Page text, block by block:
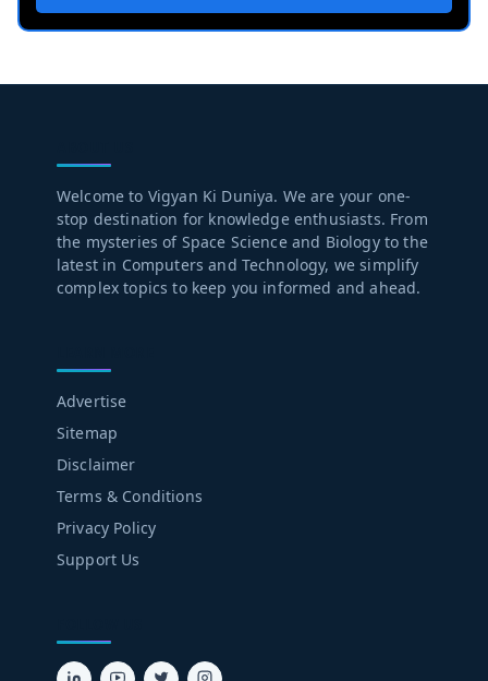
Welcome to Vigyan Ki Duniya. We are your one-
stop destination for knowledge enthusiasts. From
the mysteries of Space Science and Biology to the
latest in Computers and Technology, we simplify
complex topics to keep you informed and ahead.
Advertise
Sitemap
Disclaimer
Terms & Conditions
Privacy Policy
Support Us